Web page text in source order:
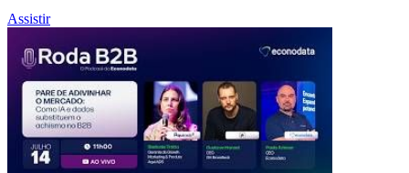
Assistir